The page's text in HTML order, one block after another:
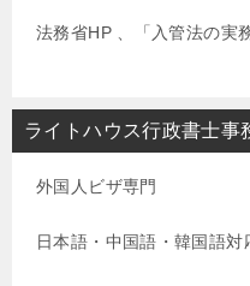
法務省HP 、「入管法の実
ライトハウス行政書士事
外国人ビザ専門
日本語・中国語・韓国語対